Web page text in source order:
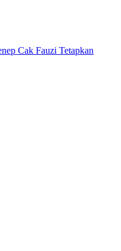
Cak Fauzi Tetapkan